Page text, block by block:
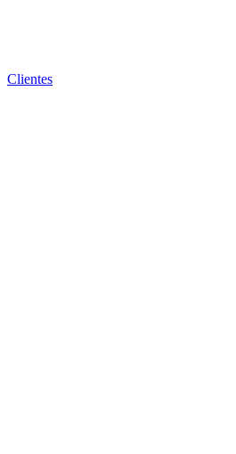
Clientes